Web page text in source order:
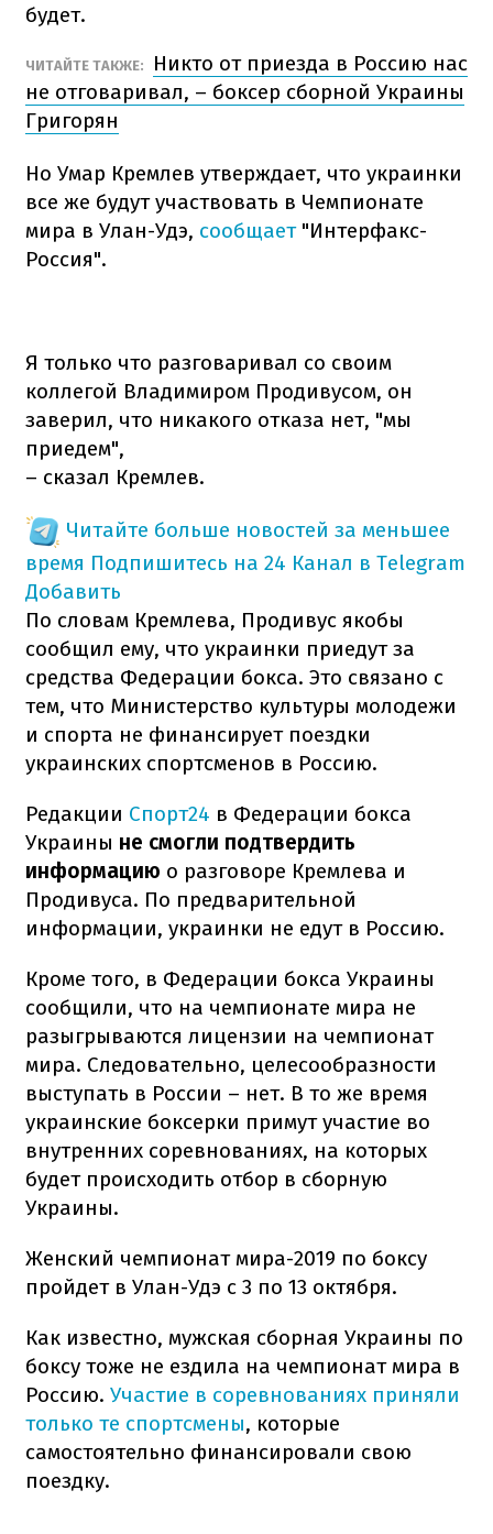
будет.
ЧИТАЙТЕ ТАКЖЕ:
Никто от приезда в Россию нас
не отговаривал, – боксер сборной Украины
Григорян
Но Умар Кремлев утверждает, что украинки
все же будут участвовать в Чемпионате
мира в Улан-Удэ, сообщает"Интерфакс-
Россия".
Я только что разговаривал со своим
коллегой Владимиром Продивусом, он
заверил, что никакого отказа нет, "мы
приедем",
– сказал Кремлев.
Читайте больше новостей за меньшее
время Подпишитесь на 24 Канал в Telegram
Добавить
По словам Кремлева, Продивус якобы
сообщил ему, что украинки приедут за
средства Федерации бокса. Это связано с
тем, что Министерство культуры молодежи
и спорта не финансирует поездки
украинских спортсменов в Россию.
Редакции Спорт24 в Федерации бокса
Украины не смогли подтвердить
информацию о разговоре Кремлева и
Продивуса. По предварительной
информации, украинки не едут в Россию.
Кроме того, в Федерации бокса Украины
сообщили, что на чемпионате мира не
разыгрываются лицензии на чемпионат
мира. Следовательно, целесообразности
выступать в России – нет. В то же время
украинские боксерки примут участие во
внутренних соревнованиях, на которых
будет происходить отбор в сборную
Украины.
Женский чемпионат мира-2019 по боксу
пройдет в Улан-Удэ с 3 по 13 октября.
Как известно, мужская сборная Украины по
боксу тоже не ездила на чемпионат мира в
Россию. Участие в соревнованиях приняли
только те спортсмены, которые
самостоятельно финансировали свою
поездку.